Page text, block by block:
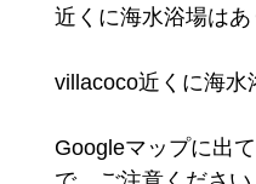
近くに海水浴場は
villacoco近くに海水
Googleマップに出